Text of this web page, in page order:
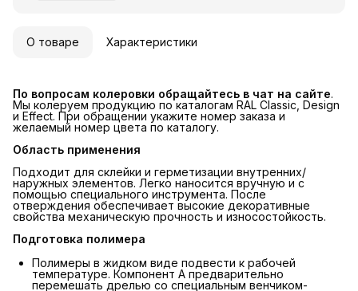
О товаре Характеристики
По вопросам колеровки обращайтесь в чат на сайте.
Мы колеруем продукцию по каталогам RAL Classic, Design
и Effect. При обращении укажите номер заказа и
желаемый номер цвета по каталогу.
Область применения
Подходит для склейки и герметизации внутренних/
наружных элементов. Легко наносится вручную и с
помощью специального инструмента. После
отверждения обеспечивает высокие декоративные
свойства механическую прочность и износостойкость.
Подготовка полимера
Полимеры в жидком виде подвести к рабочей
температуре. Компонент А предварительно
перемешать дрелью со специальным венчиком-